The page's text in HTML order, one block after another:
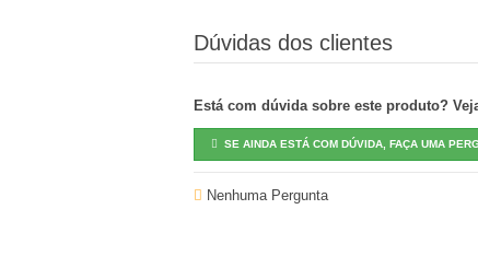
Dúvidas dos clientes
Está com dúvida sobre este produto?
SE AINDA ESTÁ COM DÚVIDA, FAÇA UMA
Nenhuma Pergunta